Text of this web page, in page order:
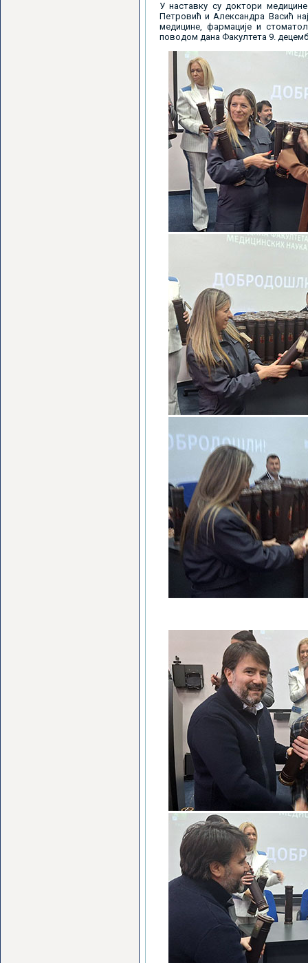
У наставку су доктори
Петровић и Александра Васић
медицине, фармације и
поводом дана Факултета 9.